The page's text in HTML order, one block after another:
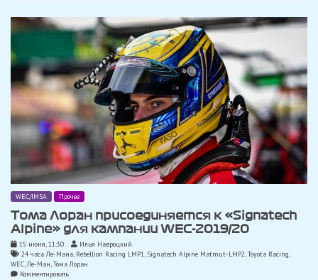
сезон-2019/20
WEC/IMSA Прочее
Тома Лоран присоединяется к «Signatech
Alpine» для кампании WEC-2019/20
15 июня, 11:30
Илья Навроцкий
24 часа Ле-Мана, Rebellion Racing LMP1, Signatech Alpine Matmut-LMP2,Toyota Racing
WEC,Ле-Ман,Тома Лоран
Комментироватьon